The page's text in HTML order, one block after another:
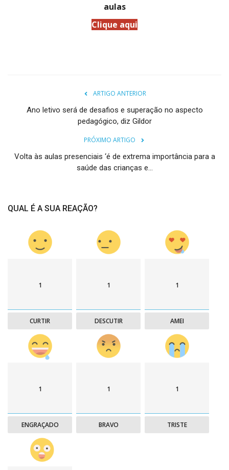
aulas
Clique aqui
ARTIGO ANTERIOR
Ano letivo será de desafios e superação no aspecto
pedagógico, diz Gildor
PRÓXIMO ARTIGO
Volta às aulas presenciais ‘é de extrema importância para a
saúde das crianças e...
QUAL É A SUA REAÇÃO?
1
CURTIR
1
DESCUTIR
1
AMEI
1
ENGRAÇADO
1
BRAVO
1
TRISTE